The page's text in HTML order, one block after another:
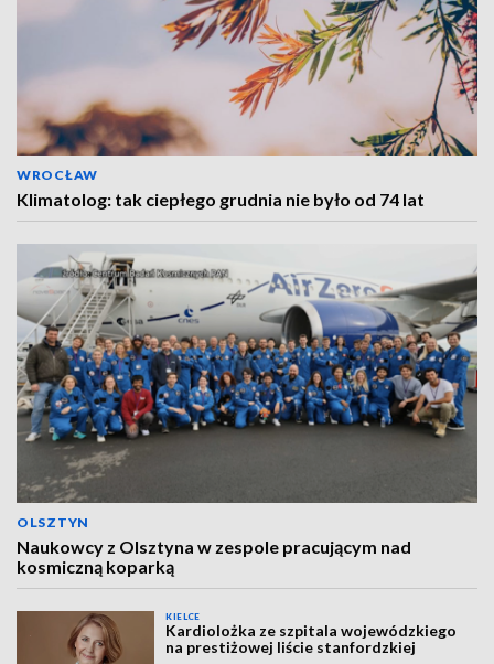
WROCŁAW
Klimatolog: tak ciepłego grudnia nie było od 74 lat
OLSZTYN
Naukowcy z Olsztyna w zespole pracującym nad
kosmiczną koparką
KIELCE
Kardiolożka ze szpitala wojewódzkiego
na prestiżowej liście stanfordzkiej